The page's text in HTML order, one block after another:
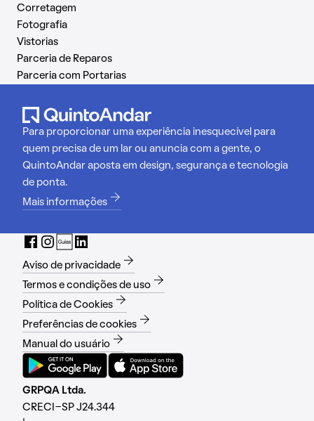
Corretagem
Fotografia
Vistorias
Parceria de Reparos
Parceria com Portarias
Para proporcionar uma experiência inesquecível para
quem precisa de um lar ou anuncia com a gente, o
QuintoAndar aposta em design, segurança e tecnologia
de ponta.
Mais informações
Aviso de privacidade
Termos e condições de uso
Política de Cookies
Preferências de cookies
Manual do usuário
GRPQA Ltda.
CRECI-SP J24.344